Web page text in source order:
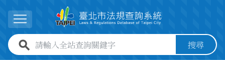
展開選單
全站查詢關鍵字欄位 搜尋